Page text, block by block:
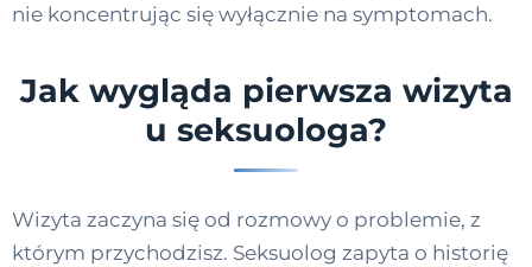
nie koncentrując się wyłącznie na symptomach.
Jak wygląda pierwsza wizyta
u seksuologa?
Wizyta zaczyna się od rozmowy o problemie, z
którym przychodzisz. Seksuolog zapyta o historię